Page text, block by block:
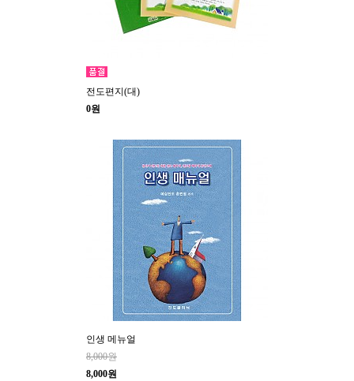
전도편지(대)
0원
인생 메뉴얼
8,000원
8,000원